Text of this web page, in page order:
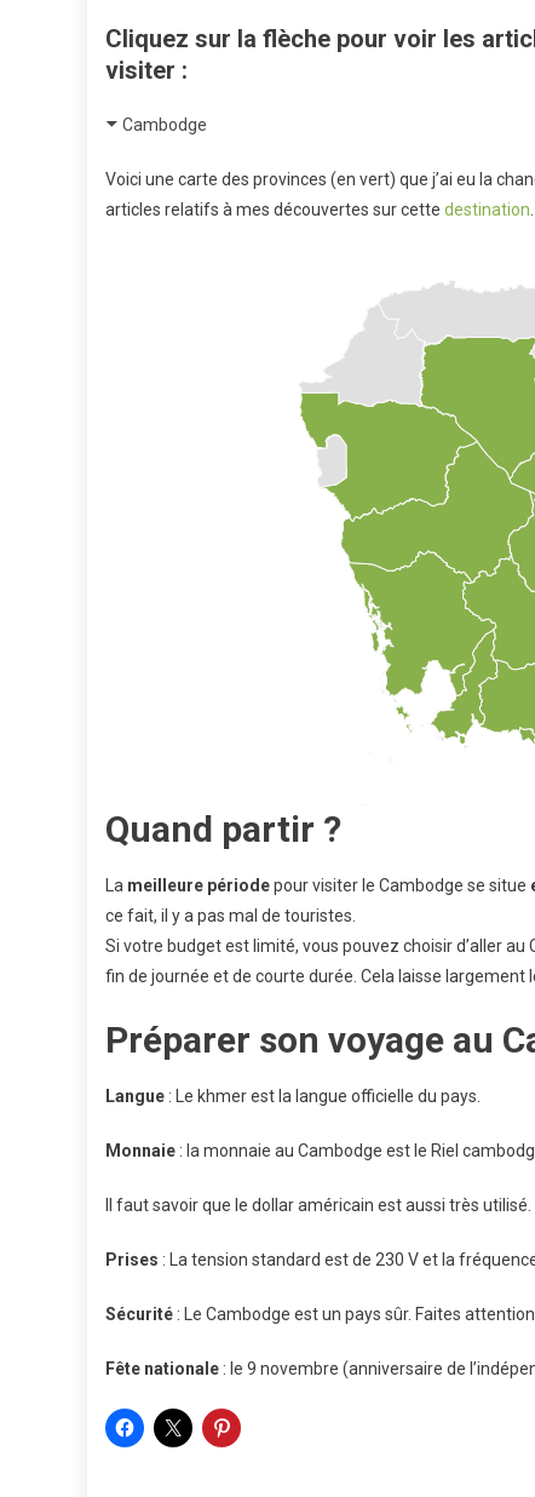
Cliquez sur la flèche pour voir les
visiter :
Cambodge
Voici une carte des provinces (en vert) que j’ai eu la
articles relatifs à mes découvertes sur cette destination
Quand partir ?
La meilleure périodepour visiter le Cambodge se situe
ce fait, il y a pas mal de touristes.
Si votre budget est limité, vous pouvez choisir d’aller
fin de journée et de courte durée. Cela laisse largement
Préparer son voyage au
Langue : Le khmer est la langue officielle du pays.
Monnaie : la monnaie au Cambodge est le Riel
Il faut savoir que le dollar américain est aussi très utilisé.
Prises : La tension standard est de 230 V et la
Sécurité : Le Cambodge est un pays sûr. Faites
Fête nationale : le 9 novembre (anniversaire de